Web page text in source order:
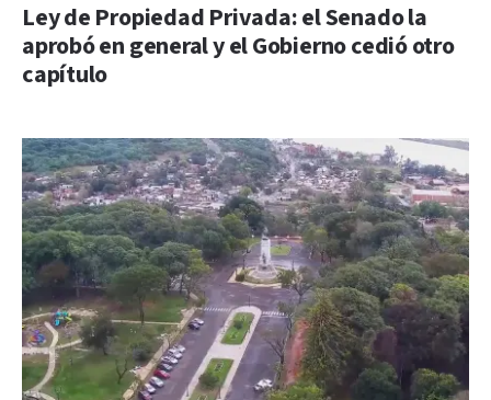
Ley de Propiedad Privada: el Senado la
aprobó en general y el Gobierno cedió otro
capítulo